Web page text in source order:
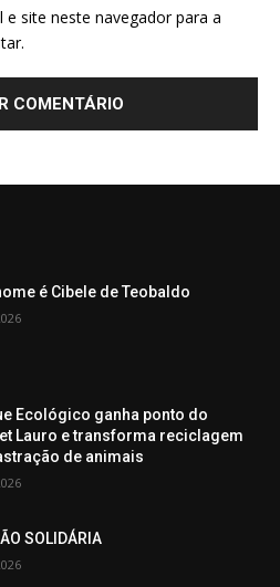
site neste navegador para a
é Cibele de Teobaldo
Ecológico ganha ponto do
Lauro e transforma reciclagem
de animais
SOLIDÁRIA